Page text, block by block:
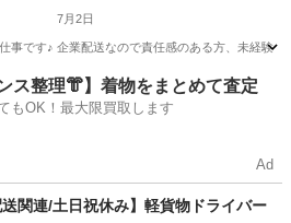
7月2日
事です♪ 企業配送なので責任感のある方、未経験
運賃ス整理👘】着物をまとめて査定
もOK！最大限買取します
Ad
送関連/土日祝休み】軽貨物ドライバー